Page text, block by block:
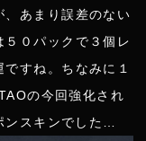
、あまり誤差のない
０パックで３個レ
すね。ちなみに１
の今回強化され
ンスキンでした…